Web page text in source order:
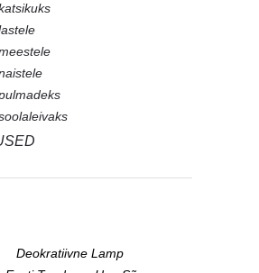
Deokratiivne Lamp